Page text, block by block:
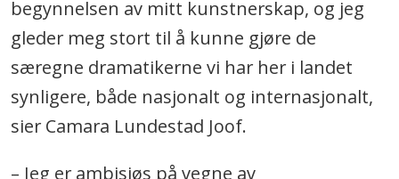
begynnelsen av mitt kunstnerskap, og jeg
gleder meg stort til å kunne gjøre de
særegne dramatikerne vi har her i landet
synligere, både nasjonalt og internasjonalt,
sier Camara Lundestad Joof.
– Jeg er ambisiøs på vegne av